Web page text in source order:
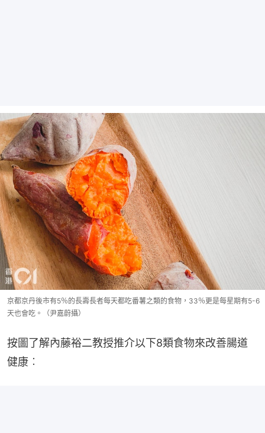
京都京丹後市有5％的長壽長者每天都吃番薯之類的食物，33％更是每星期有5-6
天也會吃。（尹嘉蔚攝）
按圖了解內藤裕二教授推介以下8類食物來改善腸道
健康︰